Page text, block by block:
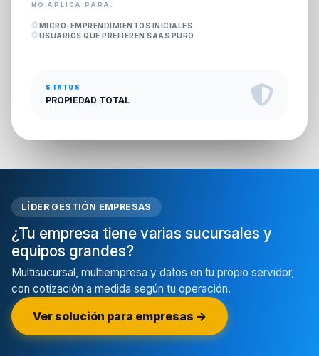
NO APLICA PARA:
MICRO-EMPRENDIMIENTOS INICIALES
USUARIOS QUE PREFIEREN SAAS PURO
STATUS
PROPIEDAD TOTAL
LÍDER GESTIÓN EMPRESAS
¿Tu empresa tiene varias sucursales y
equipos grandes?
Multisucursal, multiempresa y datos en tu propio servidor,
con cotización a medida según tu operación.
Ver solución para empresas →